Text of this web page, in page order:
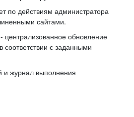
по действиям администратора
сайтами.
- централизованное обновление
соответствии с заданными
и журнал выполнения